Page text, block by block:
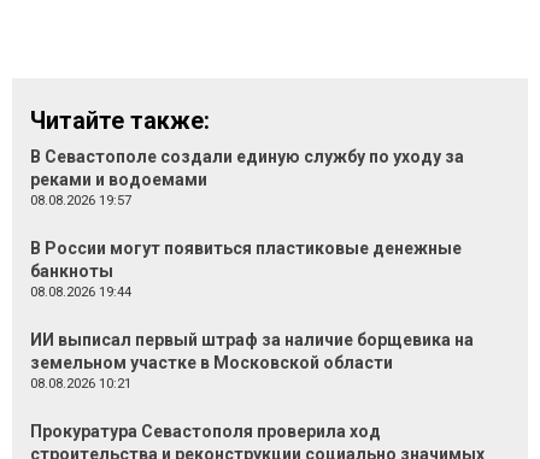
Читайте также:
В Севастополе создали единую службу по уходу за
реками и водоемами
08.08.2026 19:57
В России могут появиться пластиковые денежные
банкноты
08.08.2026 19:44
ИИ выписал первый штраф за наличие борщевика на
земельном участке в Московской области
08.08.2026 10:21
Прокуратура Севастополя проверила ход
строительства и реконструкции социально значимых